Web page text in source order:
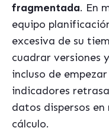
fragmentada. En
equipo
excesiva de su
cuadrar versiones
incluso de
indicadores
datos dispersos
cálculo.